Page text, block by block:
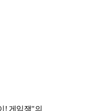
! 게임잼"의